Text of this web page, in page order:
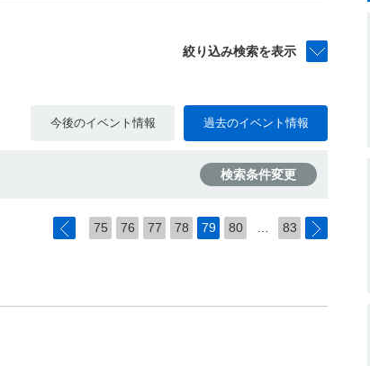
絞り込み検索を表示
今後のイベント情報 過去のイベント情報
検索条件変更
75 76 77 78 79 80 83